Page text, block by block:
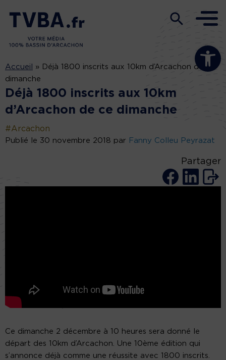
Ouvrir la
Accueil »
Déjà 1800 inscrits aux 10km d’Arcachon de ce
dimanche
Déjà 1800 inscrits aux 10km
d’Arcachon de ce dimanche
#Arcachon
Publié le 30 novembre 2018 par Fanny Colleu Peyrazat
Partager
Ce dimanche 2 décembre à 10 heures sera donné le
départ des 10km d’Arcachon. Une 10ème édition qui
s’annonce déjà comme une réussite avec 1800 inscrits.